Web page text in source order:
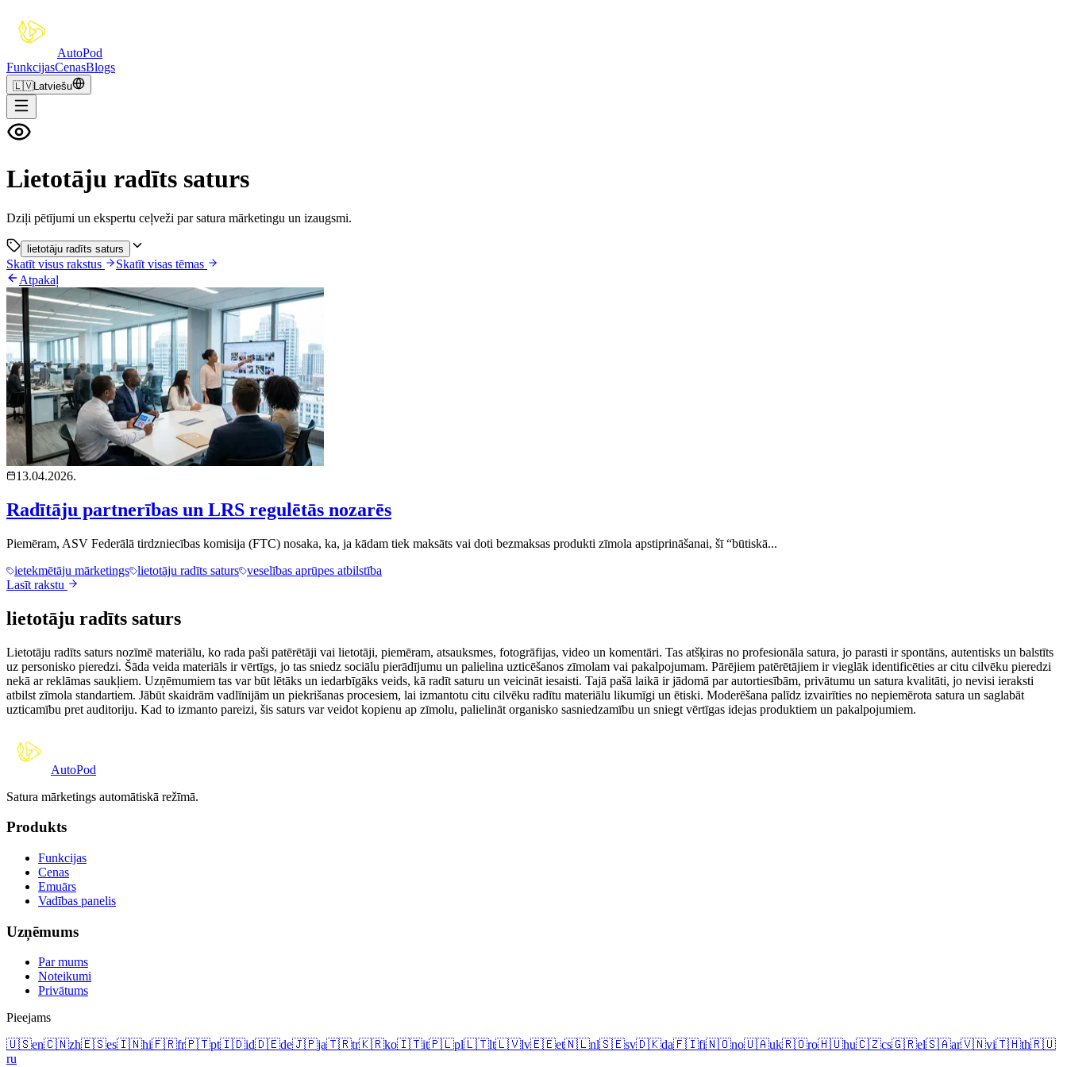
AutoPod
FunkcijasCenasBlogs
🇱🇻Latviešu
Lietotāju radīts saturs
Dziļi pētījumi un ekspertu ceļveži par satura mārketingu un izaugsmi.
lietotāju radīts saturs
Skatīt visus rakstus
Skatīt visas tēmas
Atpakaļ
13.04.2026.
Radītāju partnerības un LRS regulētās nozarēs
Piemēram, ASV Federālā tirdzniecības komisija (FTC) nosaka, ka, ja kādam tiek maksāts vai doti bezmaksas produkti zīmola apstiprināšanai, šī “būtiskā...
ietekmētāju mārketings lietotāju radīts saturs veselības aprūpes atbilstība
Lasīt rakstu
lietotāju radīts saturs
Lietotāju radīts saturs nozīmē materiālu, ko rada paši patērētāji vai lietotāji, piemēram, atsauksmes, fotogrāfijas, video un komentāri. Tas atšķiras no profesionāla satura, jo parasti ir spontāns, autentisks un balstīts
uz personisko pieredzi. Šāda veida materiāls ir vērtīgs, jo tas sniedz sociālu pierādījumu un palielina uzticēšanos zīmolam vai pakalpojumam. Pārējiem patērētājiem ir vieglāk identificēties ar citu cilvēku pieredzi
nekā ar reklāmas saukļiem. Uzņēmumiem tas var būt lētāks un iedarbīgāks veids, kā radīt saturu un veicināt iesaisti. Tajā pašā laikā ir jādomā par autortiesībām, privātumu un satura kvalitāti, jo nevisi ieraksti
atbilst zīmola standartiem. Jābūt skaidrām vadlīnijām un piekrišanas procesiem, lai izmantotu citu cilvēku radītu materiālu likumīgi un ētiski. Moderēšana palīdz izvairīties no nepiemērota satura un saglabāt
uzticamību pret auditoriju. Kad to izmanto pareizi, šis saturs var veidot kopienu ap zīmolu, palielināt organisko sasniedzamību un sniegt vērtīgas idejas produktiem un pakalpojumiem.
AutoPod
Satura mārketings automātiskā režīmā.
Produkts
Funkcijas
Cenas
Emuārs
Vadības panelis
Uzņēmums
Par mums
Noteikumi
Privātums
Pieejams
🇺🇸en🇨🇳zh🇪🇸es🇮🇳hi🇫🇷fr🇵🇹pt🇮🇩id🇩🇪de🇯🇵ja🇹🇷tr🇰🇷ko🇮🇹it🇵🇱pl🇱🇹lt🇱🇻lv🇪🇪et🇳🇱nl🇸🇪sv🇩🇰da🇫🇮fi🇳🇴no🇺🇦uk🇷🇴ro🇭🇺hu🇨🇿cs🇬🇷el🇸🇦ar🇻🇳vi🇹🇭th🇷🇺
ru